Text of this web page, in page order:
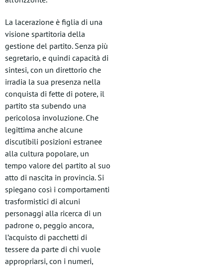
La lacerazione è figlia di una
visione spartitoria della
gestione del partito. Senza più
segretario, e quindi capacità di
sintesi, con un direttorio che
irradia la sua presenza nella
conquista di fette di potere, il
partito sta subendo una
pericolosa involuzione. Che
legittima anche alcune
discutibili posizioni estranee
alla cultura popolare, un
tempo valore del partito al suo
atto di nascita in provincia. Si
spiegano così i comportamenti
trasformistici di alcuni
personaggi alla ricerca di un
padrone o, peggio ancora,
l’acquisto di pacchetti di
tessere da parte di chi vuole
appropriarsi, con i numeri,